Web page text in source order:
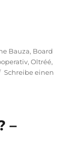
geht
Bauza, Board
,Oltréé,
Schreibe einen
–